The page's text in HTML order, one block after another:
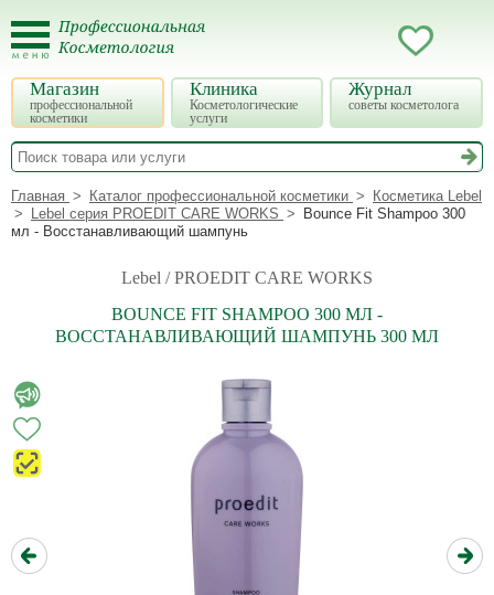
Магазин
профессиональной
косметики
Клиника
Косметологические
услуги
Журнал
советы косметолога
Главная Каталог профессиональной косметики
Косметика Lebel
Lebel серия PROEDIT CARE WORKS
Bounce Fit Shampoo 300
мл - Восстанавливающий шампунь
Lebel / PROEDIT CARE WORKS
BOUNCE FIT SHAMPOO 300 МЛ -
ВОССТАНАВЛИВАЮЩИЙ ШАМПУНЬ 300 МЛ